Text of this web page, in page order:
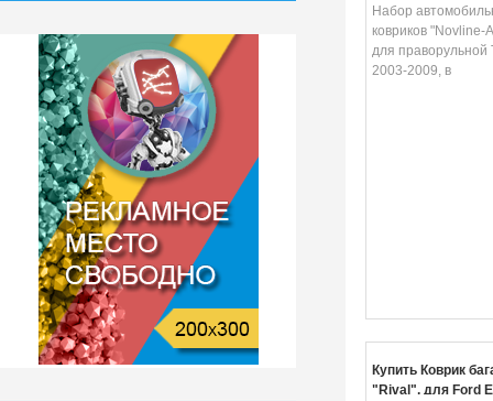
"Novline-
праворульной
2003-2009, в
Набор
ковриков "Novline-
для праворульной
2003-2009, в
Купить Коврик
"Rival", для Ford